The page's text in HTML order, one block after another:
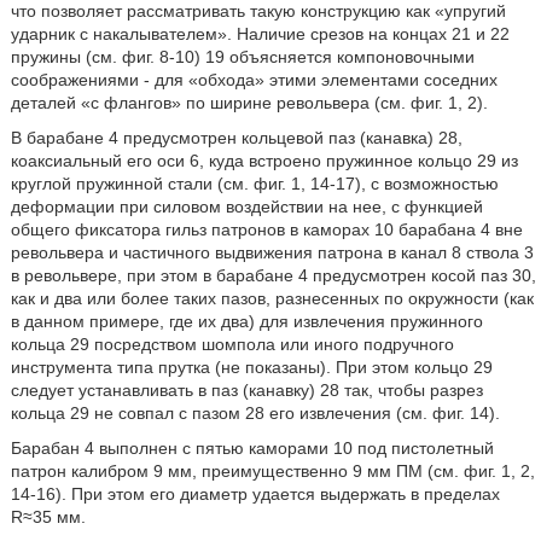
что позволяет рассматривать такую конструкцию как «упругий
ударник с накалывателем». Наличие срезов на концах 21 и 22
пружины (см. фиг. 8-10) 19 объясняется компоновочными
соображениями - для «обхода» этими элементами соседних
деталей «с флангов» по ширине револьвера (см. фиг. 1, 2).
В барабане 4 предусмотрен кольцевой паз (канавка) 28,
коаксиальный его оси 6, куда встроено пружинное кольцо 29 из
круглой пружинной стали (см. фиг. 1, 14-17), с возможностью
деформации при силовом воздействии на нее, с функцией
общего фиксатора гильз патронов в каморах 10 барабана 4 вне
револьвера и частичного выдвижения патрона в канал 8 ствола 3
в револьвере, при этом в барабане 4 предусмотрен косой паз 30,
как и два или более таких пазов, разнесенных по окружности (как
в данном примере, где их два) для извлечения пружинного
кольца 29 посредством шомпола или иного подручного
инструмента типа прутка (не показаны). При этом кольцо 29
следует устанавливать в паз (канавку) 28 так, чтобы разрез
кольца 29 не совпал с пазом 28 его извлечения (см. фиг. 14).
Барабан 4 выполнен с пятью каморами 10 под пистолетный
патрон калибром 9 мм, преимущественно 9 мм ПМ (см. фиг. 1, 2,
14-16). При этом его диаметр удается выдержать в пределах
R≈35 мм.